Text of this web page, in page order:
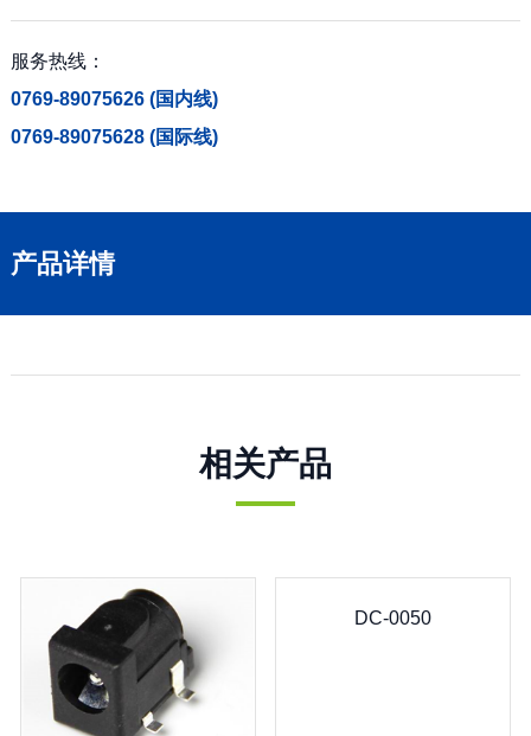
服务热线：
0769-89075626 (国内线)
0769-89075628 (国际线)
产品详情
相关产品
DC-0050